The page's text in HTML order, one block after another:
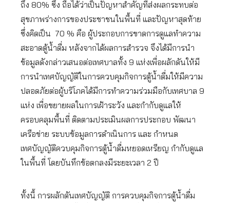
ถึง 80% ซึ่ง ถือได้ว่าเป็นปัญหาสำคัญที่ส่งผลกระทบต่อ
สุขภาพร่างการของประชาชนในพื้นที่ และปัญหาสุดท้าย
ซึ่งคิดเป็น 70 % คือ ผู้ประกอบการขาดการดูแลทำความ
สะอาดตู้น้ำดื่ม หลังจากได้ผลการสำรวจ จึงได้มีการนำ
ข้อมูลดังกล่าวเสนอต่อเทศบาลทั้ง 9 แห่งเพื่อผลักดันให้มี
การนำเทศบัญญัติในการควบคุมกิจการตู้น้ำดื่มให้มีความ
ปลอดภัยต่อผู้บริโภคได้มีการทำความร่วมมือกับเทศบาล 9
แห่ง เพื่อขยายผลในการเฝ้าระวัง และกำกับดูแลให้
ครอบคลุมพื้นที่ ติดตามประเมินผลการประกอบ พัฒนา
เครือข่าย ระบบข้อมูลการดำเนินการ และ กำหนด
เทศบัญญัติควบคุมกิจการตู้น้ำดื่มหยอดเหรียญ กำกับดูแล
ในพื้นที่ โดยบันทึกข้อตกลงมีระยะเวลา 2 ปี
ทั้งนี้ การผลักดันเทศบัญญัติ การควบคุมกิจการตู้น้ำดื่ม